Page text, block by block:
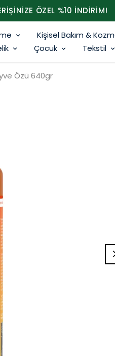
ÖZEL %10 İNDİRİM!
Kişisel Bakım &
Çocuk Tekstil
Özü 640gr